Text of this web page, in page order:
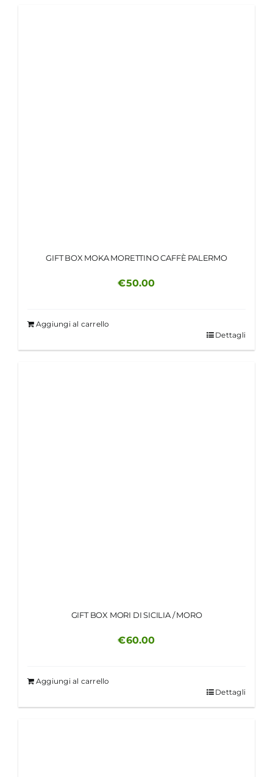
GIFT BOX MOKA MORETTINO CAFFÈ PALERMO
€50.00
Aggiungi al carrello
Dettagli
GIFT BOX MORI DI SICILIA / MORO
€60.00
Aggiungi al carrello
Dettagli